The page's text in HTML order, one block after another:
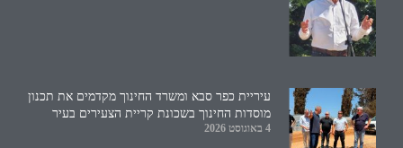
עיריית כפר סבא ומשרד החינוך מקדמים את תכנון
מוסדות החינוך בשכונת קריית הצעירים בעיר
4 באוגוסט 2026